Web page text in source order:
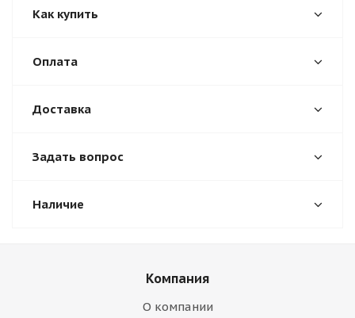
Как купить
Оплата
Доставка
Задать вопрос
Наличие
Компания
О компании